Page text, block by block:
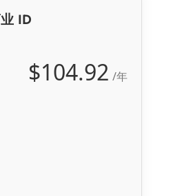
ID
$104.92 /年